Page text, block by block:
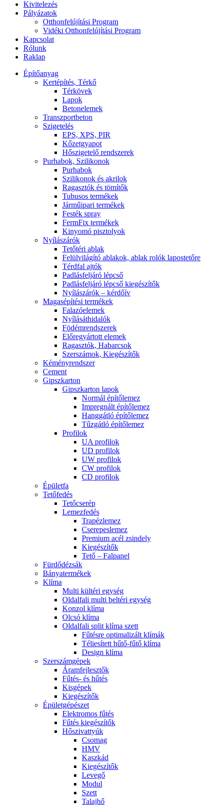
Kivitelezés
Pályázatok
Otthonfelújítási Program
Vidéki Otthonfelújítási Program
Kapcsolat
Rólunk
Raklap
Építőanyag
Kertépítés, Térkő
Térkövek
Lapok
Betonelemek
Transzportbeton
Szigetelés
EPS, XPS, PIR
Kőzetgyapot
Hőszigetelő rendszerek
Purhabok, Szilikonok
Purhabok
Szilikonok és akrilok
Ragasztók és tömítők
Tubusos termékek
Járműipari termékek
Festék spray
FermFix termékek
Kinyomó pisztolyok
Nyílászárók
Tetőtéri ablak
Felülvilágító ablakok, ablak rolók lapostetőre
Térdfal ajtók
Padlásfeljáró lépcső
Padlásfeljáró lépcső kiegészítők
Nyílászárók – kérdőív
Magasépítési termékek
Falazóelemek
Nyílásáthidalók
Födémrendszerek
Előregyártott elemek
Ragasztók, Habarcsok
Szerszámok, Kiegészítők
Kéményrendszer
Cement
Gipszkarton
Gipszkarton lapok
Normál építőlemez
Impregnált építőlemez
Hanggátló építőlemez
Tűzgátló építőlemez
Profilok
UA profilok
UD profilok
UW profilok
CW profilok
CD profilok
Épületfa
Tetőfedés
Tetőcserép
Lemezfedés
Trapézlemez
Cserepeslemez
Premium acél zsindely
Kiegészítők
Tető – Falpanel
Fürdődézsák
Bányatermékek
Klíma
Multi kültéri egység
Oldalfali multi beltéri egység
Konzol klíma
Olcsó klíma
Oldalfali split klíma szett
Fűtésre optimalizált klímák
Téliesített hűtő-fűtő klíma
Design klíma
Szerszámgépek
Áramfejlesztők
Fűtés- és hűtés
Kisgépek
Kiegészítők
Épületgépészet
Elektromos fűtés
Fűtés kiegészítők
Hőszivattyúk
Csomag
HMV
Kaszkád
Kiegészítők
Levegő
Modul
Szett
Talajhő